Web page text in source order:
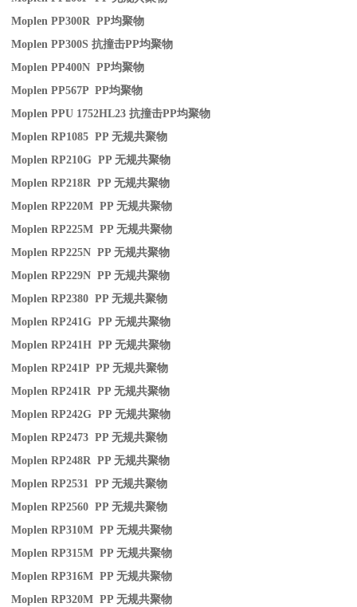
Moplen PP300R PP均聚物
Moplen PP300S抗撞击PP均聚物
Moplen PP400N PP均聚物
Moplen PP567P PP均聚物
Moplen PPU 1752HL23抗撞击PP均聚物
Moplen RP1085 PP无规共聚物
Moplen RP210G PP无规共聚物
Moplen RP218R PP无规共聚物
Moplen RP220M PP无规共聚物
Moplen RP225M PP无规共聚物
Moplen RP225N PP无规共聚物
Moplen RP229N PP无规共聚物
Moplen RP2380 PP无规共聚物
Moplen RP241G PP无规共聚物
Moplen RP241H PP无规共聚物
Moplen RP241P PP无规共聚物
Moplen RP241R PP无规共聚物
Moplen RP242G PP无规共聚物
Moplen RP2473 PP无规共聚物
Moplen RP248R PP无规共聚物
Moplen RP2531 PP无规共聚物
Moplen RP2560 PP无规共聚物
Moplen RP310M PP无规共聚物
Moplen RP315M PP无规共聚物
Moplen RP316M PP无规共聚物
Moplen RP320M PP无规共聚物